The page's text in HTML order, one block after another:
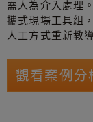
需人為介入處理
攜式現場工具組
人工方式重新教
觀看案例分